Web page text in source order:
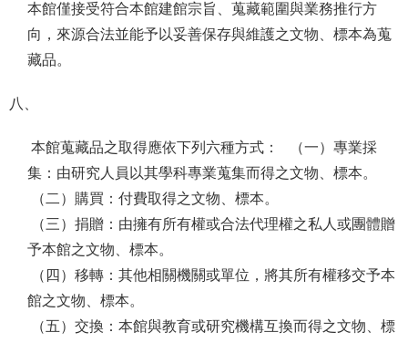
本館僅接受符合本館建館宗旨、蒐藏範圍與業務推行方
向，來源合法並能予以妥善保存與維護之文物、標本為蒐
藏品。
八、
本館蒐藏品之取得應依下列六種方式： （一）專業採
集：由研究人員以其學科專業蒐集而得之文物、標本。
（二）購買：付費取得之文物、標本。
（三）捐贈：由擁有所有權或合法代理權之私人或團體贈
予本館之文物、標本。
（四）移轉：其他相關機關或單位，將其所有權移交予本
館之文物、標本。
（五）交換：本館與教育或研究機構互換而得之文物、標